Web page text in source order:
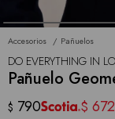
Accesorios Pañuelos
DO EVERYTHING IN
Pañuelo
$ 790 $ 672